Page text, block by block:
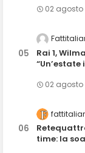
02 agosto
Rai 1,
02 agosto
time: la